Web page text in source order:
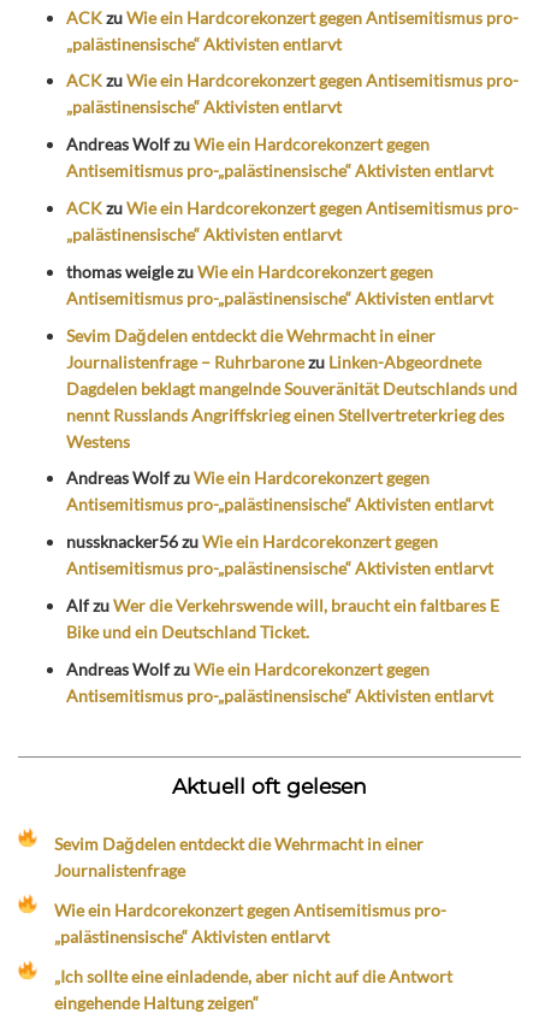
ACKzuWie ein Hardcorekonzert gegen Antisemitismus pro-
„palästinensische“ Aktivisten entlarvt
ACKzuWie ein Hardcorekonzert gegen Antisemitismus pro-
„palästinensische“ Aktivisten entlarvt
Andreas WolfzuWie ein Hardcorekonzert gegen
Antisemitismus pro-„palästinensische“ Aktivisten entlarvt
ACKzuWie ein Hardcorekonzert gegen Antisemitismus pro-
„palästinensische“ Aktivisten entlarvt
thomas weiglezuWie ein Hardcorekonzert gegen
Antisemitismus pro-„palästinensische“ Aktivisten entlarvt
Sevim Dağdelen entdeckt die Wehrmacht in einer
Journalistenfrage – Ruhrbaronezu Linken-Abgeordnete
Dagdelen beklagt mangelnde Souveränität Deutschlands und
nennt Russlands Angriffskrieg einen Stellvertreterkrieg des
Westens
Andreas WolfzuWie ein Hardcorekonzert gegen
Antisemitismus pro-„palästinensische“ Aktivisten entlarvt
nussknacker56zuWie ein Hardcorekonzert gegen
Antisemitismus pro-„palästinensische“ Aktivisten entlarvt
AlfzuWer die Verkehrswende will, braucht ein faltbares E
Bike und ein Deutschland Ticket.
Andreas WolfzuWie ein Hardcorekonzert gegen
Antisemitismus pro-„palästinensische“ Aktivisten entlarvt
Aktuell oft gelesen
Sevim Dağdelen entdeckt die Wehrmacht in einer
Journalistenfrage
Wie ein Hardcorekonzert gegen Antisemitismus pro-
„palästinensische“ Aktivisten entlarvt
„Ich sollte eine einladende, aber nicht auf die Antwort
eingehende Haltung zeigen“